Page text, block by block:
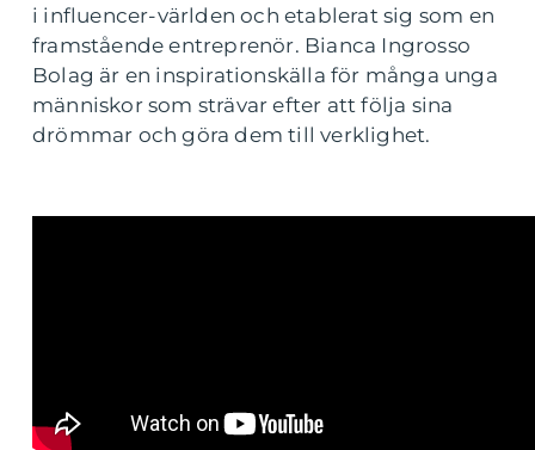
i influencer-världen och etablerat sig som en
framstående entreprenör. Bianca Ingrosso
Bolag är en inspirationskälla för många unga
människor som strävar efter att följa sina
drömmar och göra dem till verklighet.